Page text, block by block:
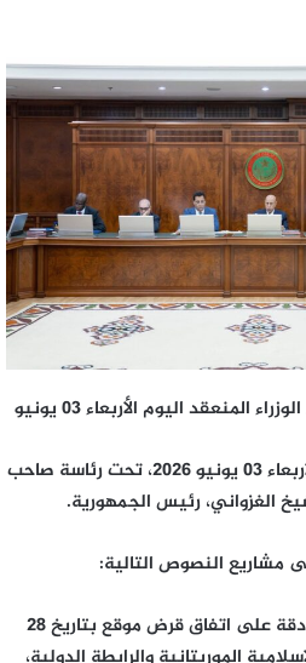
المنعقد اليوم الأربعاء 03 يونيو
اجتمع مجلس الوزراء اليوم الأربعاء 03 يونيو 2026، تحت رئاسة صاحب
الغزواني، رئيس الجمهورية.
النصوص التالية:
– مشروع قانون يسمح بالمصادقة على اتفاق قرض موقع بتاريخ 28